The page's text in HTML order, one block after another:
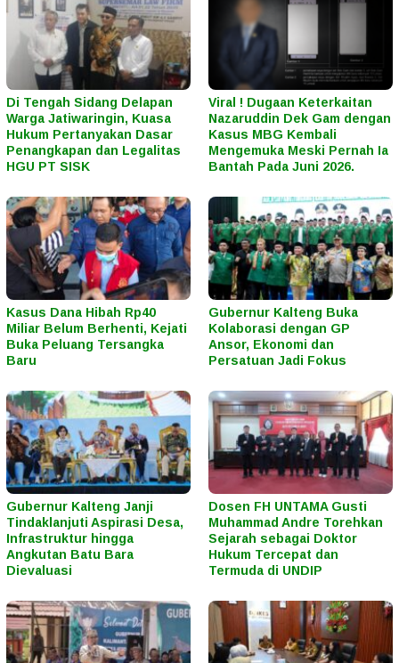
Di Tengah Sidang Delapan
Warga Jatiwaringin, Kuasa
Hukum Pertanyakan Dasar
Penangkapan dan Legalitas
HGU PT SISK
Viral ! Dugaan Keterkaitan
Nazaruddin Dek Gam dengan
Kasus MBG Kembali
Mengemuka Meski Pernah Ia
Bantah Pada Juni 2026.
Kasus Dana Hibah Rp40
Miliar Belum Berhenti, Kejati
Buka Peluang Tersangka
Baru
Gubernur Kalteng Buka
Kolaborasi dengan GP
Ansor, Ekonomi dan
Persatuan Jadi Fokus
Gubernur Kalteng Janji
Tindaklanjuti Aspirasi Desa,
Infrastruktur hingga
Angkutan Batu Bara
Dievaluasi
Dosen FH UNTAMA Gusti
Muhammad Andre Torehkan
Sejarah sebagai Doktor
Hukum Tercepat dan
Termuda di UNDIP